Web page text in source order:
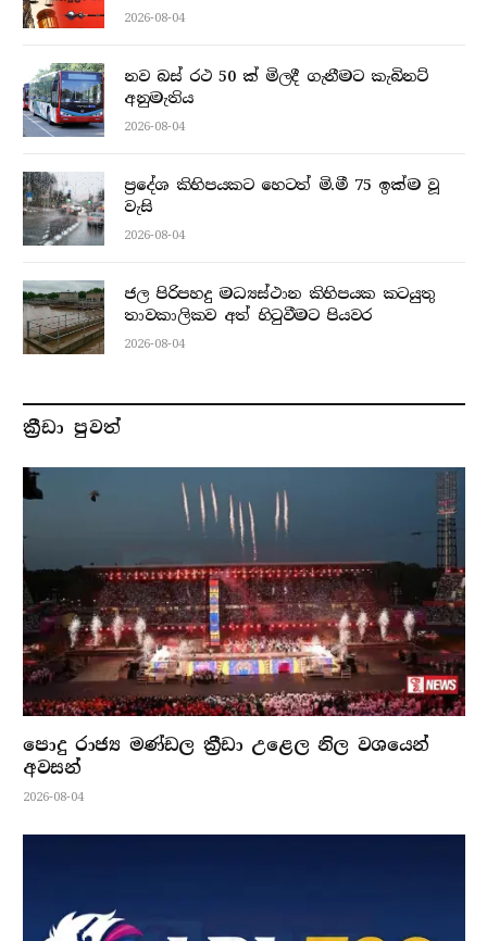
2026-08-04
නව බස් රථ 50 ක් මිලදී ගැනීමට කැබිනට්
අනුමැතිය
2026-08-04
ප්‍රදේශ කිහිපයකට හෙටත් මි.මී 75 ඉක්ම වූ
වැසි
2026-08-04
ජල පිරිපහදු මධ්‍යස්ථාන කිහිපයක කටයුතු
තාවකාලිකව අත් හිටුවීමට පියවර
2026-08-04
ක්‍රීඩා පුවත්
පොදු රාජ්‍ය මණ්ඩල ක්‍රීඩා උළෙල නිල වශයෙන්
අවසන්
2026-08-04